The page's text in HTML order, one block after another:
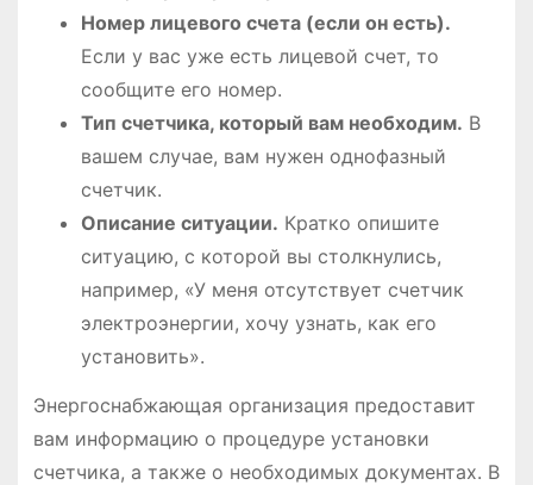
Номер лицевого счета (если он есть).
Если у вас уже есть лицевой счет, то
сообщите его номер.
Тип счетчика, который вам необходим. В
вашем случае, вам нужен однофазный
счетчик.
Описание ситуации. Кратко опишите
ситуацию, с которой вы столкнулись,
например, «У меня отсутствует счетчик
электроэнергии, хочу узнать, как его
установить».
Энергоснабжающая организация предоставит
вам информацию о процедуре установки
счетчика, а также о необходимых документах. В